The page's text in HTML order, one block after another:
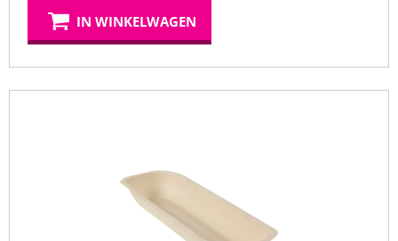
IN WINKELWAGEN